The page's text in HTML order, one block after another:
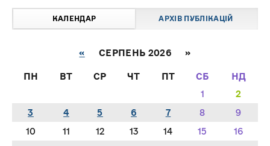
КАЛЕНДАР АРХІВ ПУБЛІКАЦІЙ
« СЕРПЕНЬ 2026 »
ПН ВТ СР ЧТ ПТ СБ
НД
1
2
3
4 5 6 7 8
9
10
11 12 13 14 15
16